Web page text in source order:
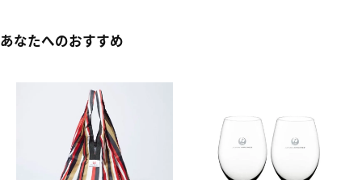
あなたへのおすすめ